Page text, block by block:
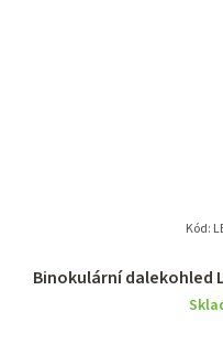
Binokulární dalekohled
Kód: